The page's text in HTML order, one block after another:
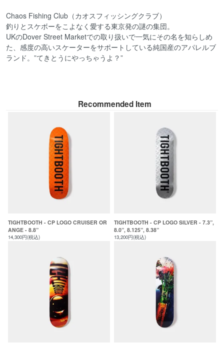
Chaos Fishing Club（カオスフィッシングクラブ）
釣りとスケボーをこよなく愛する東京発の謎の集団。
UKのDover Street Marketでの取り扱いで一気にその名を知らしめ
た、感度の高いスケーターをサポートしている純国産のアパレルブ
ランド。”てきとうにやっちゃうよ？”
Recommended Item
TIGHTBOOTH - CP LOGO CRUISER OR
ANGE - 8.8”
14,300円(税込)
TIGHTBOOTH - CP LOGO SILVER - 7.3”,
8.0”, 8.125”, 8.38”
13,200円(税込)